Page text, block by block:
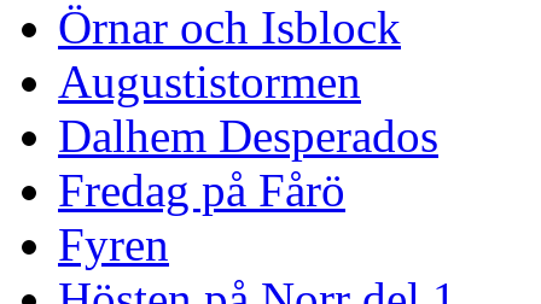
Örnar och Isblock
Augustistormen
Dalhem Desperados
Fredag på Fårö
Fyren